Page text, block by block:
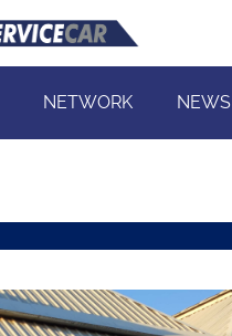
NETWORK NEWS